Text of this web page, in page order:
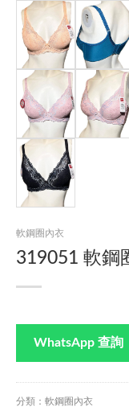
軟鋼圈內衣
319051 軟鋼
WhatsApp 查詢
分類：軟鋼圈內衣